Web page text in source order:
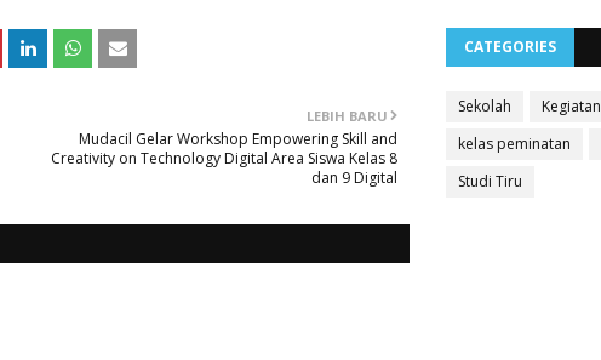
LEBIH BARU
Mudacil Gelar Workshop Empowering Skill and
Creativity on Technology Digital Area Siswa Kelas 8
dan 9 Digital
CATEGORIES
Sekolah Kegiatan
kelas peminatan
Studi Tiru